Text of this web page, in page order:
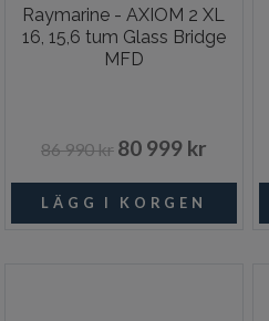
Raymarine - AXIOM 2 XL
16, 15,6 tum Glass Bridge
MFD
86 990 kr 80 999 kr